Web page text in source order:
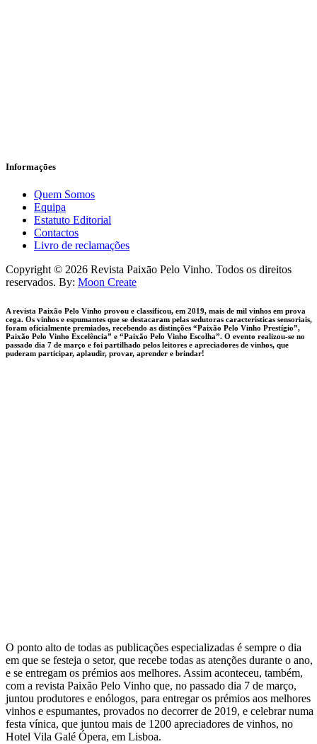
Informaçōes
Quem Somos
Equipa
Estatuto Editorial
Contactos
Livro de reclamações
facebook-
1
instagram
Copyright © 2026 Revista Paixāo Pelo Vinho. Todos os direitos
reservados. By: Moon Create
A revista Paixão Pelo Vinho provou e classificou, em 2019, mais de mil vinhos em prova
cega. Os vinhos e espumantes que se destacaram pelas sedutoras características sensoriais,
foram oficialmente premiados, recebendo as distinções “Paixão Pelo Vinho Prestígio”,
Paixão Pelo Vinho Excelência” e “Paixão Pelo Vinho Escolha”. O evento realizou-se no
passado dia 7 de março e foi partilhado pelos leitores e apreciadores de vinhos, que
puderam participar, aplaudir, provar, aprender e brindar!
O ponto alto de todas as publicações especializadas é sempre o dia
em que se festeja o setor, que recebe todas as atenções durante o ano,
e se entregam os prémios aos melhores. Assim aconteceu, também,
com a revista Paixão Pelo Vinho que, no passado dia 7 de março,
juntou produtores e enólogos, para entregar os prémios aos melhores
vinhos e espumantes, provados no decorrer de 2019, e celebrar numa
festa vínica, que juntou mais de 1200 apreciadores de vinhos, no
Hotel Vila Galé Ópera, em Lisboa.